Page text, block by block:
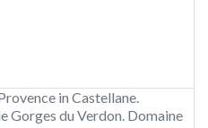
in Castellane.
Gorges du Verdon. Domaine